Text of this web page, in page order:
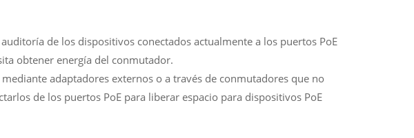
auditoría de los dispositivos conectados actualmente a los puertos PoE
obtener energía del conmutador.
adaptadores externos o a través de conmutadores que no
de los puertos PoE para liberar espacio para dispositivos PoE